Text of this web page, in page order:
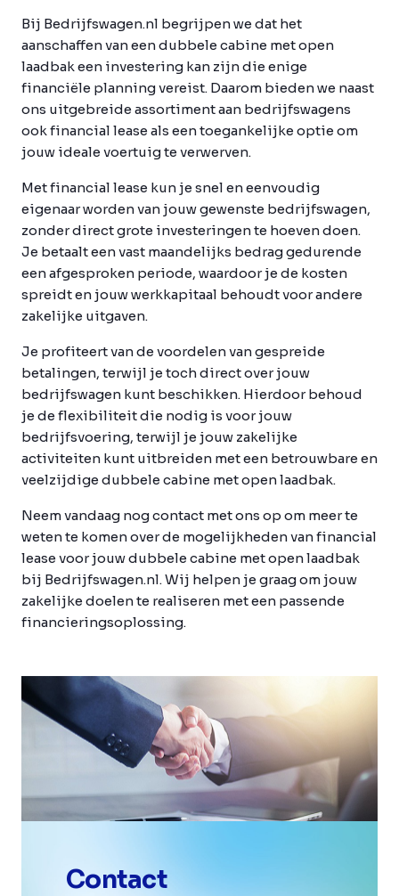
Bij Bedrijfswagen.nl begrijpen we dat het
aanschaffen van een dubbele cabine met open
laadbak een investering kan zijn die enige
financiële planning vereist. Daarom bieden we naast
ons uitgebreide assortiment aan bedrijfswagens
ook financial lease als een toegankelijke optie om
jouw ideale voertuig te verwerven.
Met financial lease kun je snel en eenvoudig
eigenaar worden van jouw gewenste bedrijfswagen,
zonder direct grote investeringen te hoeven doen.
Je betaalt een vast maandelijks bedrag gedurende
een afgesproken periode, waardoor je de kosten
spreidt en jouw werkkapitaal behoudt voor andere
zakelijke uitgaven.
Je profiteert van de voordelen van gespreide
betalingen, terwijl je toch direct over jouw
bedrijfswagen kunt beschikken. Hierdoor behoud
je de flexibiliteit die nodig is voor jouw
bedrijfsvoering, terwijl je jouw zakelijke
activiteiten kunt uitbreiden met een betrouwbare en
veelzijdige dubbele cabine met open laadbak.
Neem vandaag nog contact met ons op om meer te
weten te komen over de mogelijkheden van financial
lease voor jouw dubbele cabine met open laadbak
bij Bedrijfswagen.nl. Wij helpen je graag om jouw
zakelijke doelen te realiseren met een passende
financieringsoplossing.
Contact